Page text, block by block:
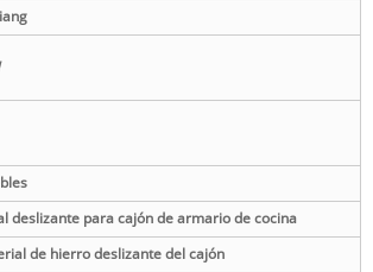
deslizante para cajón de armario de cocina
de hierro deslizante del cajón